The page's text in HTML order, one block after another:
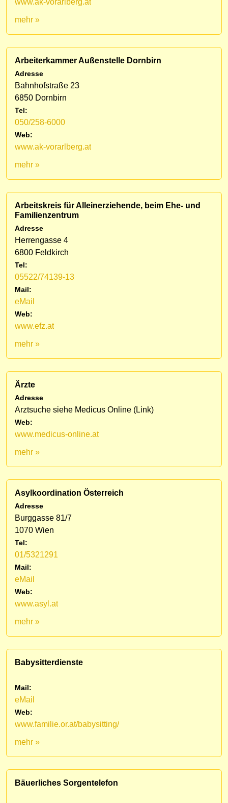
www.ak-vorarlberg.at
mehr »
Arbeiterkammer Außenstelle Dornbirn
Adresse
Bahnhofstraße 23
6850 Dornbirn
Tel:
050/258-6000
Web:
www.ak-vorarlberg.at
mehr »
Arbeitskreis für Alleinerziehende, beim Ehe- und
Familienzentrum
Adresse
Herrengasse 4
6800 Feldkirch
Tel:
05522/74139-13
Mail:
eMail
Web:
www.efz.at
mehr »
Ärzte
Adresse
Arztsuche siehe Medicus Online (Link)
Web:
www.medicus-online.at
mehr »
Asylkoordination Österreich
Adresse
Burggasse 81/7
1070 Wien
Tel:
01/5321291
Mail:
eMail
Web:
www.asyl.at
mehr »
Babysitterdienste
Mail:
eMail
Web:
www.familie.or.at/babysitting/
mehr »
Bäuerliches Sorgentelefon